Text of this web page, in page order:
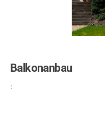
Balkonanbau
: